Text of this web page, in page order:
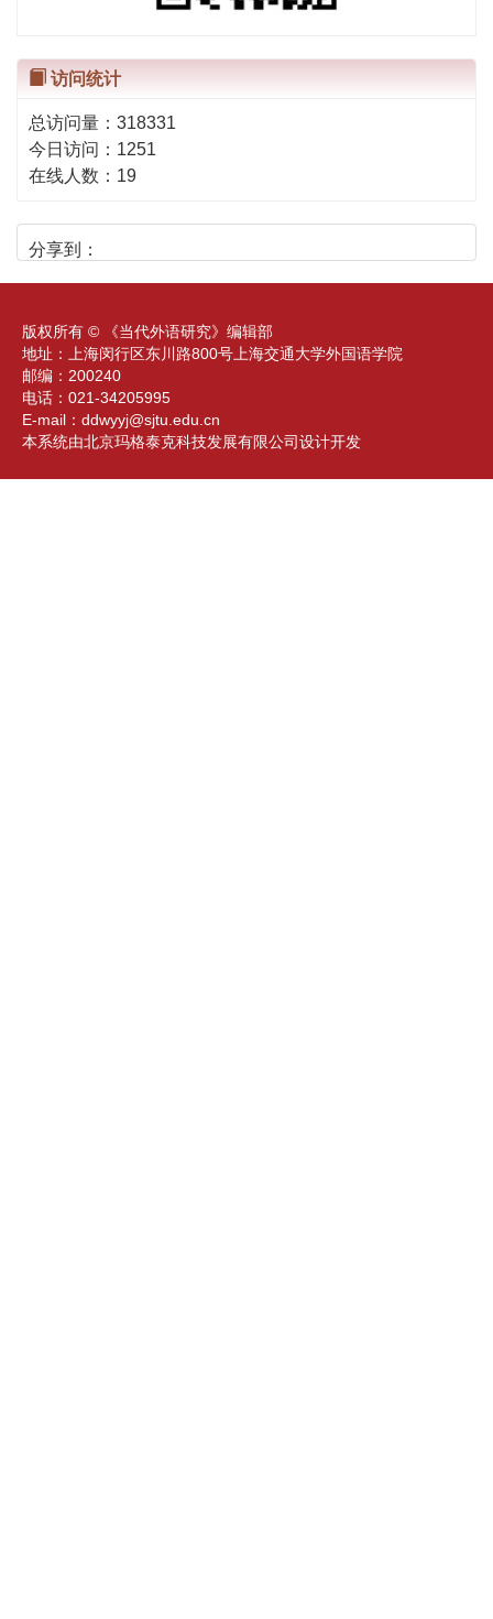
访问统计
总访问量： 318331
今日访问： 1251
在线人数： 19
分享到：
版权所有 © 《当代外语研究》编辑部
地址：上海闵行区东川路800号上海交通大学外国语学院
邮编：200240
电话：021-34205995
E-mail： ddwyyj@sjtu.edu.cn
本系统由北京玛格泰克科技发展有限公司设计开发